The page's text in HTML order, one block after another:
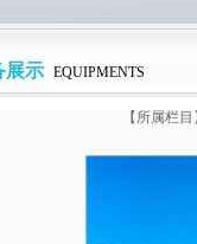
展示 EQUIPMENTS
【所属栏